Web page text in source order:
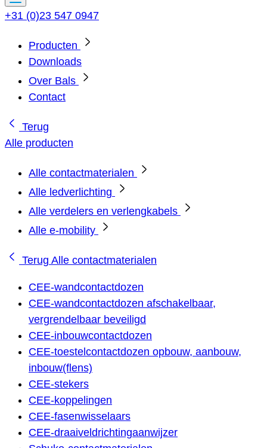
+31 (0)23 547 0947
Producten
Downloads
Over Bals
Contact
Terug
Alle producten
Alle contactmaterialen
Alle ledverlichting
Alle verdelers en verlengkabels
Alle e-mobility
Terug Alle contactmaterialen
CEE-wandcontactdozen
CEE-wandcontactdozen afschakelbaar,
vergrendelbaar beveiligd
CEE-inbouwcontactdozen
CEE-toestelcontactdozen opbouw, aanbouw,
inbouw(flens)
CEE-stekers
CEE-koppelingen
CEE-fasenwisselaars
CEE-draaiveldrichtingaanwijzer